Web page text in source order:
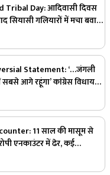
Tribal Day: आदिवासी दिवस
सियासी गलियारों में मचा बवाल,
विपक्षी नेता
Statement: ‘…जंगली
आगे रहूंगा’ कांग्रेस विधायक
हो रहा वीडियो
11 साल की मासूम से
एनकाउंटर में ढेर, कई